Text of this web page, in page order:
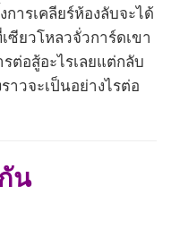
ารเคลียร์ห้องลับจะได้
ยวโหลวจั่วการ์ดเขา
ต่อสู้อะไรเลยแต่กลับ
าวจะเป็นอย่างไรต่อ
น